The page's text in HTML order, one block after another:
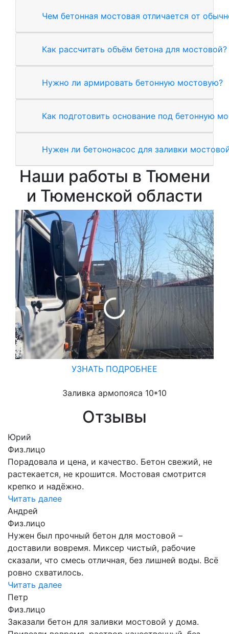
Чем бетонная мостовая отличается от
Как рассчитать объём бетона для мостовой?
Нужно ли армировать бетонную мостовую?
Как подготовить основание под бетонную
Нужен ли бетононасос для заливки
Наши работы в Тюмени
и Тюменской области
УЗНАТЬ ПОДРОБНЕЕ
Заливка армопояса 10*10
Отзывы
Юрий
Физ.лицо
Порадовала и цена, и качество. Бетон свежий, не
растекается, не крошится. Мостовая смотрится
крепко и надёжно.
Читать далее
Андрей
Физ.лицо
Нужен был прочный бетон для мостовой –
доставили вовремя. Миксер чистый, рабочие
сказали, что смесь отличная, без лишней воды. Всё
ровно схватилось.
Читать далее
Петр
Физ.лицо
Заказали бетон для заливки мостовой у дома.